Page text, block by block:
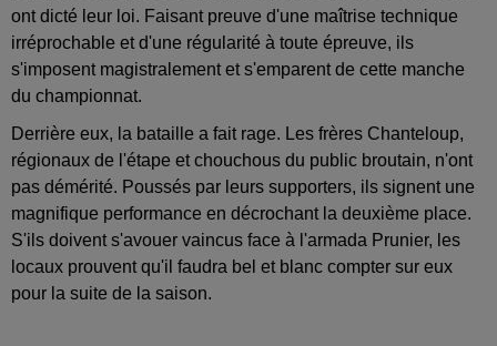
ont dicté leur loi. Faisant preuve d'une maîtrise technique
irréprochable et d'une régularité à toute épreuve, ils
s'imposent magistralement et s'emparent de cette manche
du championnat.
Derrière eux, la bataille a fait rage. Les frères Chanteloup,
régionaux de l'étape et chouchous du public broutain, n'ont
pas démérité. Poussés par leurs supporters, ils signent une
magnifique performance en décrochant la deuxième place.
S'ils doivent s'avouer vaincus face à l'armada Prunier, les
locaux prouvent qu'il faudra bel et blanc compter sur eux
pour la suite de la saison.